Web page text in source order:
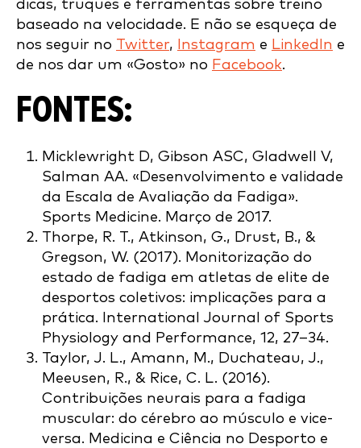
dicas, truques e ferramentas sobre treino
baseado na velocidade. E não se esqueça de
nos seguir no Twitter, Instagram e LinkedIn e
de nos dar um «Gosto» no Facebook.
FONTES:
Micklewright D, Gibson ASC, Gladwell V,
Salman AA. «Desenvolvimento e validade
da Escala de Avaliação da Fadiga».
Sports Medicine. Março de 2017.
Thorpe, R. T., Atkinson, G., Drust, B., &
Gregson, W. (2017). Monitorização do
estado de fadiga em atletas de elite de
desportos coletivos: implicações para a
prática. International Journal of Sports
Physiology and Performance, 12, 27–34.
Taylor, J. L., Amann, M., Duchateau, J.,
Meeusen, R., & Rice, C. L. (2016).
Contribuições neurais para a fadiga
muscular: do cérebro ao músculo e vice-
versa. Medicina e Ciência no Desporto e